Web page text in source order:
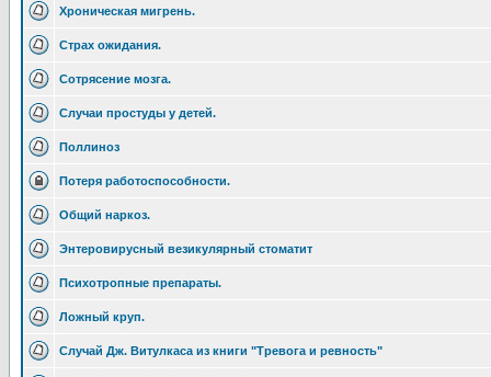
Хроническая мигрень.
Страх ожидания.
Сотрясение мозга.
Случаи простуды у детей.
Поллиноз
Потеря работоспособности.
Общий наркоз.
Энтеровирусный везикулярный стоматит
Психотропные препараты.
Ложный круп.
Случай Дж. Витулкаса из книги "Тревога и ревность"